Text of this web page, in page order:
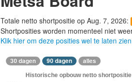
Totale netto shortpositie op Aug. 7, 2026:
Shortposities worden momenteel niet
Klik hier om deze posities wel te laten zien
30 dagen 90 dagen alles
Historische opbouw netto